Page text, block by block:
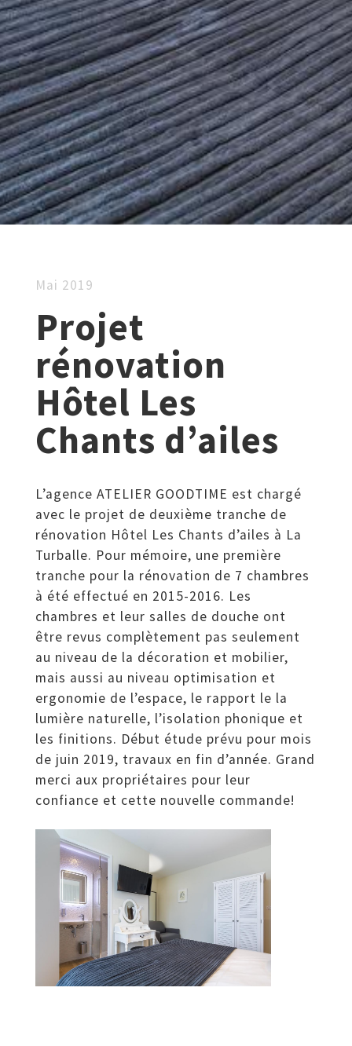
Mai 2019
Projet
rénovation
Hôtel Les
Chants d’ailes
L’agence ATELIER GOODTIME est chargé
avec le projet de deuxième tranche de
rénovation Hôtel Les Chants d’ailes à La
Turballe. Pour mémoire, une première
tranche pour la rénovation de 7 chambres
à été effectué en 2015-2016. Les
chambres et leur salles de douche ont
être revus complètement pas seulement
au niveau de la décoration et mobilier,
mais aussi au niveau optimisation et
ergonomie de l’espace, le rapport le la
lumière naturelle, l’isolation phonique et
les finitions. Début étude prévu pour mois
de juin 2019, travaux en fin d’année. Grand
merci aux propriétaires pour leur
confiance et cette nouvelle commande!